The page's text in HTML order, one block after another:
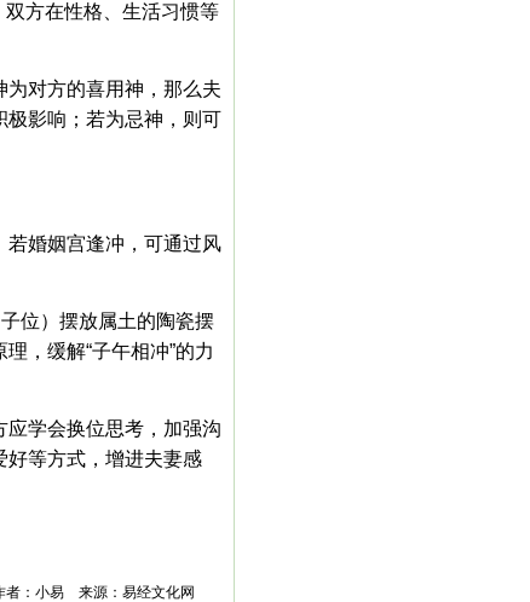
双方在性格、生活习惯等
对方的喜用神，那么夫
极影响；若为忌神，则可
若婚姻宫逢冲，可通过风
位）摆放属土的陶瓷摆
，缓解“子午相冲”的力
应学会换位思考，加强沟
好等方式，增进夫妻感
者：小易 来源：易经文化网